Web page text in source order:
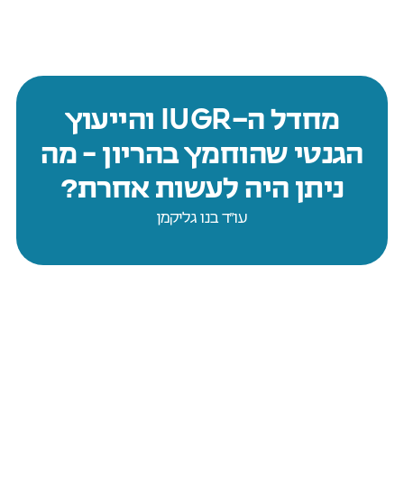
מחדל ה-IUGR והייעוץ
הגנטי שהוחמץ בהריון – מה
ניתן היה לעשות אחרת?
עו״ד בנו גליקמן